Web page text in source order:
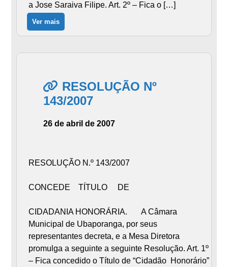
a Jose Saraiva Filipe. Art. 2º – Fica o […]
Ver mais
RESOLUÇÃO Nº
143/2007
26 de abril de 2007
RESOLUÇÃO N.º 143/2007
CONCEDE TÍTULO DE
CIDADANIA HONORÁRIA. A Câmara
Municipal de Ubaporanga, por seus
representantes decreta, e a Mesa Diretora
promulga a seguinte a seguinte Resolução. Art. 1º
– Fica concedido o Título de “Cidadão Honorário”